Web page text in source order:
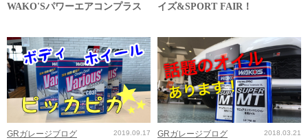
WAKO'Sパワーエアコンプラス
イズ&SPORT FAIR！
GRガレージブログ 2019.09.17 GRガレージブログ 2018.03.21